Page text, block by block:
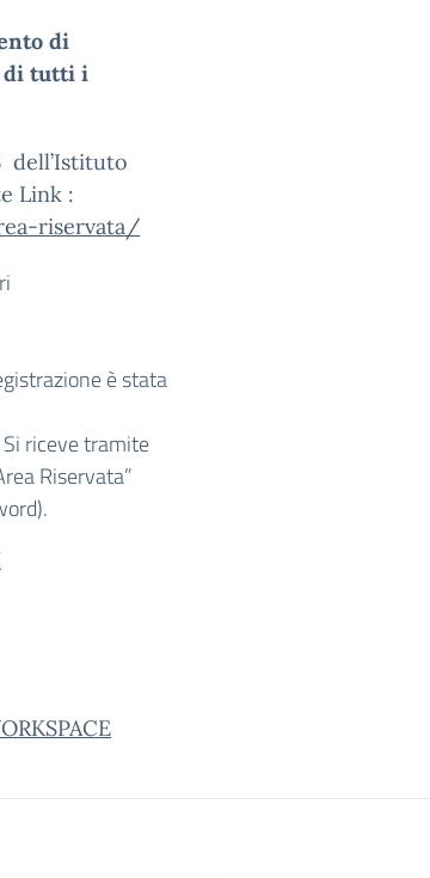
di
di tutti i
dell’Istituto
Link :
riservata/
è stata
riceve tramite
Riservata”